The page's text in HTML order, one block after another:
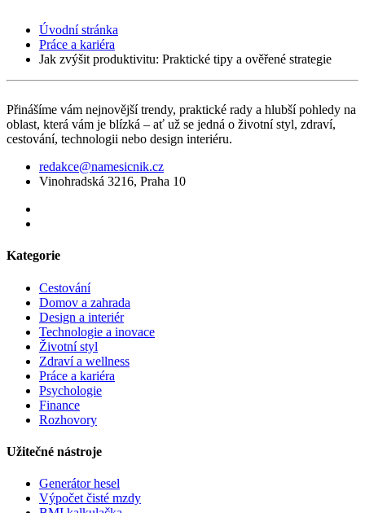
Úvodní stránka
Práce a kariéra
Jak zvýšit produktivitu: Praktické tipy a ověřené strategie
Přinášíme vám nejnovější trendy, praktické rady a hlubší pohledy na
oblast, která vám je blízká – ať už se jedná o životní styl, zdraví,
cestování, technologii nebo design interiéru.
redakce@namesicnik.cz
Vinohradská 3216, Praha 10
Kategorie
Cestování
Domov a zahrada
Design a interiér
Technologie a inovace
Životní styl
Zdraví a wellness
Práce a kariéra
Psychologie
Finance
Rozhovory
Užitečné nástroje
Generátor hesel
Výpočet čisté mzdy